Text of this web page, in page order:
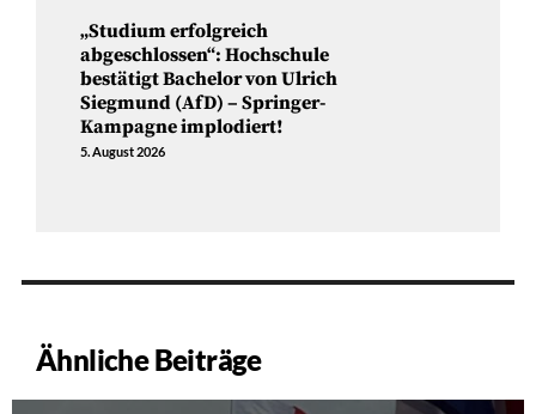
„Studium erfolgreich
abgeschlossen“: Hochschule
bestätigt Bachelor von Ulrich
Siegmund (AfD) – Springer-
Kampagne implodiert!
5. August 2026
Ähnliche Beiträge